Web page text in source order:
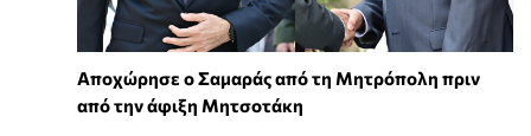
Αποχώρησε ο Σαμαράς από τη Μητρόπολη πριν
από την άφιξη Μητσοτάκη